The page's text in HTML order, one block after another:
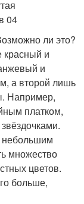
ли это?
красный и
и
а второй лишь
Например,
платком,
небольшим
множество
цветов.
больше,